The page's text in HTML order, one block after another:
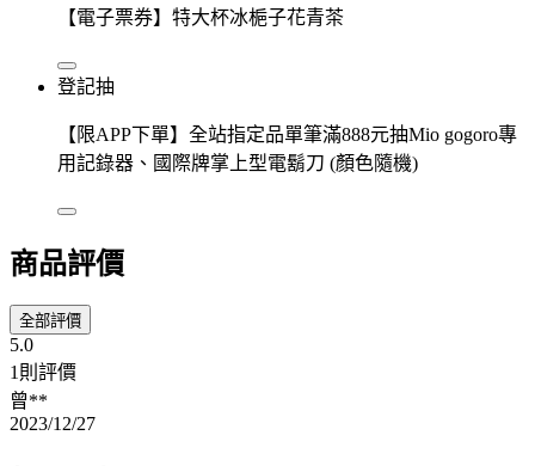
【電子票券】特大杯冰梔子花青茶
登記抽
【限APP下單】全站指定品單筆滿888元抽Mio gogoro專
用記錄器、國際牌掌上型電鬍刀 (顏色隨機)
商品評價
全部評價
5.0
1則評價
曾**
2023/12/27